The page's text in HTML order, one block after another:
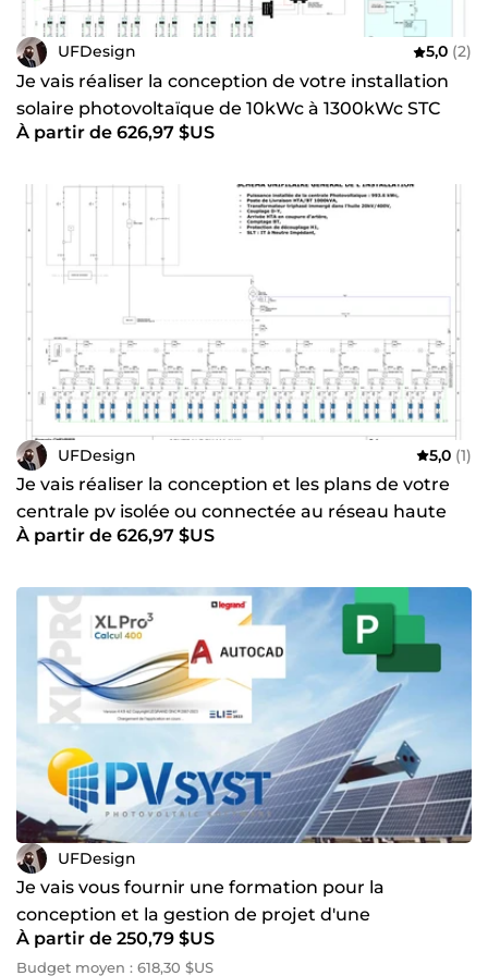
Professional and attentive to your needs, those who have
placed their trust in me have left fully satisfied by the
quality of my work.
Try it yourself, and I can assure you, you won't be
disappointed!!!
UFDesign 5,0 (2)
Je vais réaliser la conception de votre installation
solaire photovoltaïque de 10kWc à 1300kWc STC
À partir de 626,97 $US
UFDesign 5,0 (1)
Je vais réaliser la conception et les plans de votre
centrale pv isolée ou connectée au réseau haute
tension
À partir de 626,97 $US
UFDesign
Je vais vous fournir une formation pour la
conception et la gestion de projet d'une
installation solaire pv
À partir de 250,79 $US
Budget moyen : 618,30 $US